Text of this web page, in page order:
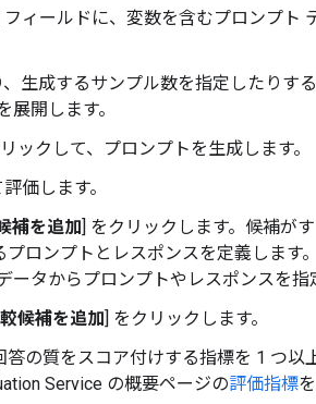
フィールドに、変数を含むプロンプト
生成するサンプル数を指定したりす
展開します。
ックして、プロンプトを生成します。
価します。
補を追加] をクリックします。候補が
ロンプトとレスポンスを定義します
ータからプロンプトやレスポンスを指
候補を追加] をクリックします。
の質をスコア付けする指標を 1 つ以
Service の概要ページの評価指標